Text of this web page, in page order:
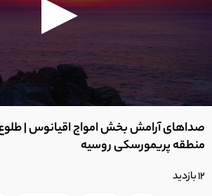
صداهای آرامش بخش امواج اقیانوس | طلوع
منطقه پریمورسکی روسیه
12 بازدید